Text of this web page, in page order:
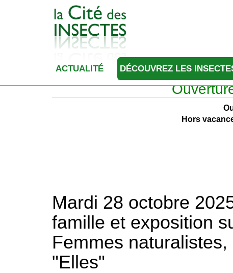
ACTUALITÉ DÉCOUVREZ LES
Hors
Mardi 28 octobre
famille et exposition
Femmes
"Elles"